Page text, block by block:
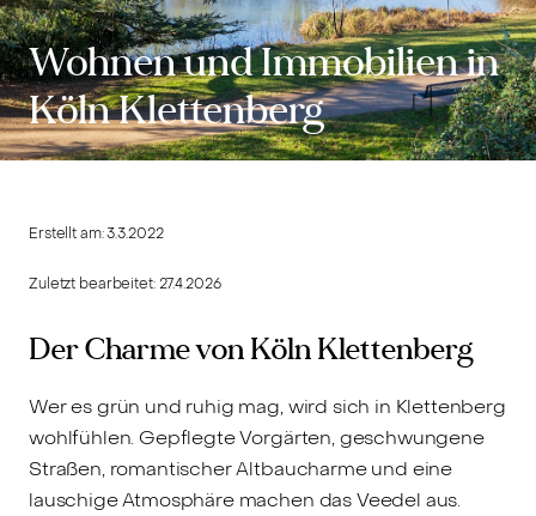
Wohnen und Immobilien in
Köln Klettenberg
Erstellt am:3.3.2022
Zuletzt bearbeitet:27.4.2026
Der Charme von Köln Klettenberg
Wer es grün und ruhig mag, wird sich in Klettenberg
wohlfühlen. Gepflegte Vorgärten, geschwungene
Straßen, romantischer Altbaucharme und eine
lauschige Atmosphäre machen das Veedel aus.